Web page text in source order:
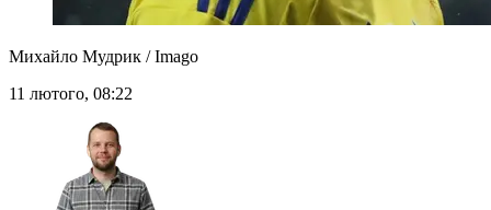
Михайло Мудрик / Imago
11 лютого, 08:22